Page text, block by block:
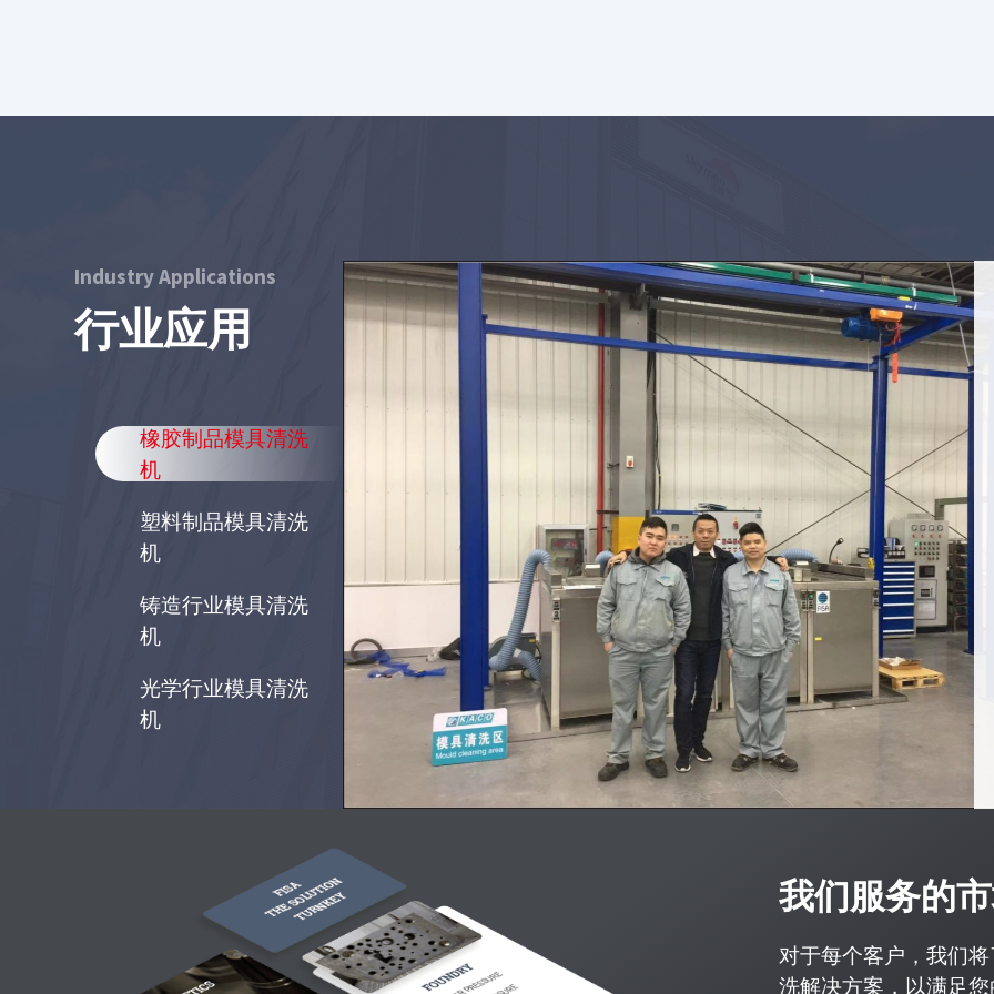
Industry Applications
行业应用
橡胶制品模具清洗
机
塑料制品模具清洗
机
铸造行业模具清洗
机
光学行业模具清洗
机
我们服务的
对于每个客户，我们
洗解决方案，以满足